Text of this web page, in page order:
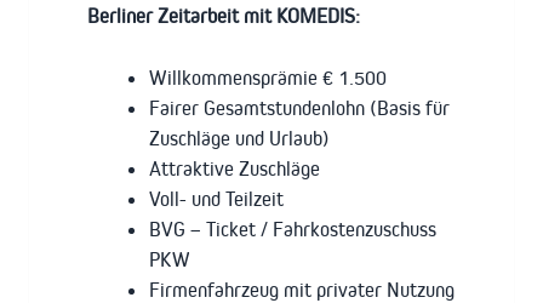
Berliner Zeitarbeit mit KOMEDIS:
Willkommensprämie € 1.500
Fairer Gesamtstundenlohn (Basis für
Zuschläge und Urlaub)
Attraktive Zuschläge
Voll- und Teilzeit
BVG – Ticket / Fahrkostenzuschuss
PKW
Firmenfahrzeug mit privater Nutzung